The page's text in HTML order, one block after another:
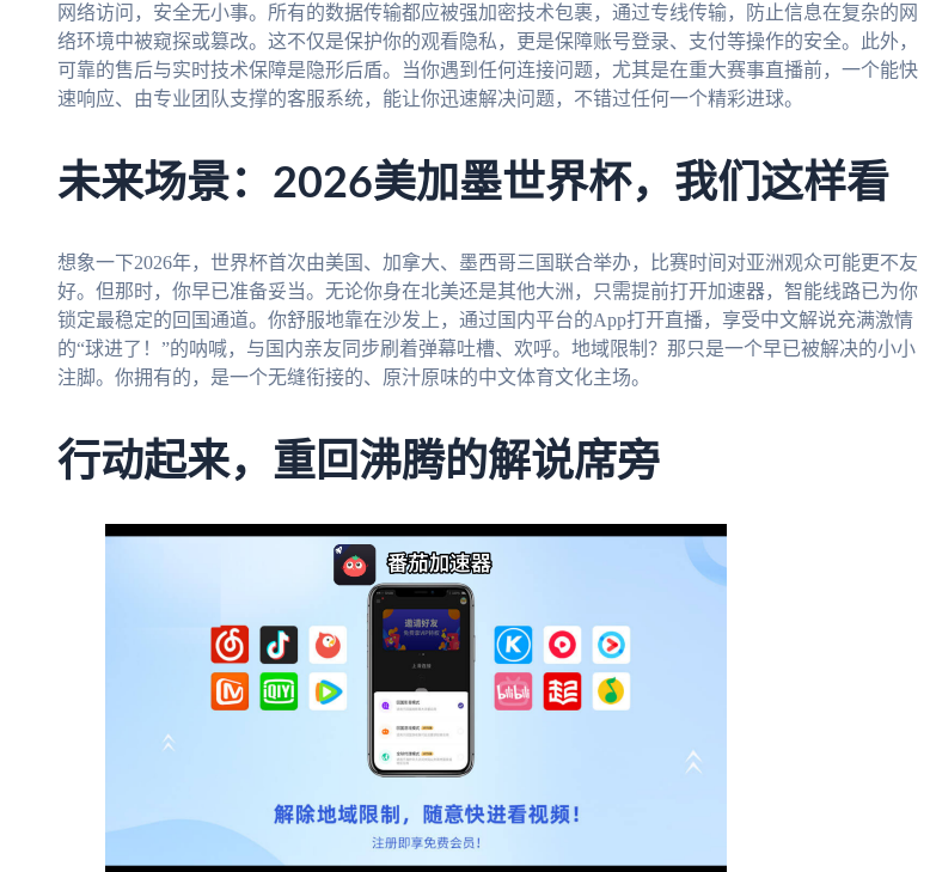
网络访问，安全无小事。所有的数据传输都应被强加密技术包裹，通过专线传输，防止信息在复杂的网
络环境中被窥探或篡改。这不仅是保护你的观看隐私，更是保障账号登录、支付等操作的安全。此外，
可靠的售后与实时技术保障是隐形后盾。当你遇到任何连接问题，尤其是在重大赛事直播前，一个能快
速响应、由专业团队支撑的客服系统，能让你迅速解决问题，不错过任何一个精彩进球。
未来场景：2026美加墨世界杯，我们这样看
想象一下2026年，世界杯首次由美国、加拿大、墨西哥三国联合举办，比赛时间对亚洲观众可能更不友
好。但那时，你早已准备妥当。无论你身在北美还是其他大洲，只需提前打开加速器，智能线路已为你
锁定最稳定的回国通道。你舒服地靠在沙发上，通过国内平台的App打开直播，享受中文解说充满激情
的“球进了！”的呐喊，与国内亲友同步刷着弹幕吐槽、欢呼。地域限制？那只是一个早已被解决的小小
注脚。你拥有的，是一个无缝衔接的、原汁原味的中文体育文化主场。
行动起来，重回沸腾的解说席旁